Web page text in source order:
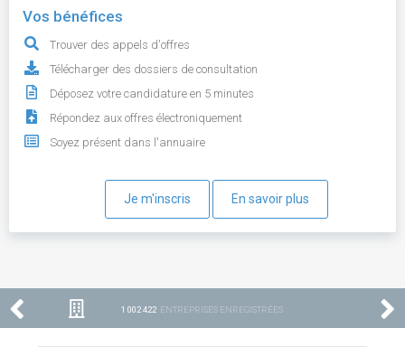
Vos bénéfices
Trouver des appels d'offres
Télécharger des dossiers de consultation
Déposez votre candidature en 5 minutes
Répondez aux offres électroniquement
Soyez présent dans l'annuaire
Je m'inscris En savoir plus
1 002 422 ENTREPRISES ENREGISTRÉES